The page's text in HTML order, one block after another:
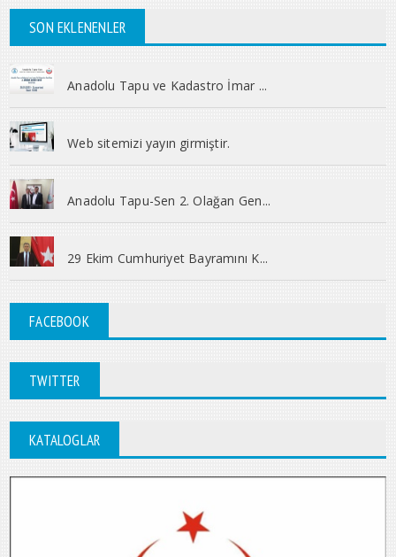
SON EKLENENLER
Anadolu Tapu ve Kadastro İmar ...
Web sitemizi yayın girmiştir.
Anadolu Tapu-Sen 2. Olağan Gen...
29 Ekim Cumhuriyet Bayramını K...
FACEBOOK
TWITTER
KATALOGLAR